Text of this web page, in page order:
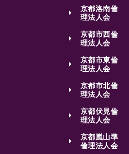
京都洛南倫
理法人会
京都市西倫
理法人会
京都市東倫
理法人会
京都市北倫
理法人会
京都伏見倫
理法人会
京都嵐山準
倫理法人会